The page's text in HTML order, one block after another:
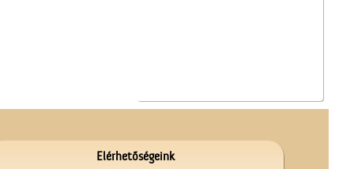
Elérhetőségeink